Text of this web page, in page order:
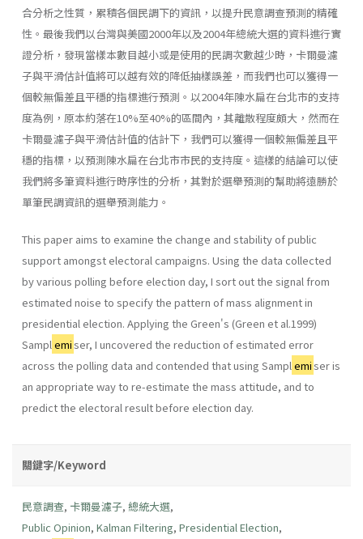
合分析之性質，累積各個民調下的資訊，以提升民意調查預測的精確
性。最後我們以台灣與美國2000年以及2004年總統大選的資料進行實
證分析，發現當樣本數目越小或是使用的民調次數越少時，卡爾曼濾
子與平滑估計值將可以越有效的降低抽樣誤差，而我們也可以獲得一
個較無偏差且平穩的指標進行預測。以2004年陳水扁在台北市的支持
度為例，原本約落在10%至40%的區間內，其離散程度頗大，然而在
卡爾曼濾子與平滑估計值的估計下，我們可以獲得一個較無偏差且平
穩的指標，以預測陳水扁在台北市市民的支持度。這樣的結論可以使
我們將多筆資料進行時序性的分析，其對於選舉預測的幫助將遠勝於
單筆民調資訊的選舉預測能力。
This paper aims to examine the change and stability of public
support amongst electoral campaigns. Using the data collected
by various polling before election day, I sort out the signal from
estimated noise to specify the pattern of mass alignment in
presidential election. Applying the Green's (Green et al.1999)
Sampl emiser, I uncovered the reduction of estimated error
across the polling data and contended that using Sampl emiser is
an appropriate way to re-estimate the mass attitude, and to
predict the electoral result before election day.
關鍵字/Keyword
民意調查, 卡爾曼濾子, 總統大選,
Public Opinion, Kalman Filtering, Presidential Election,